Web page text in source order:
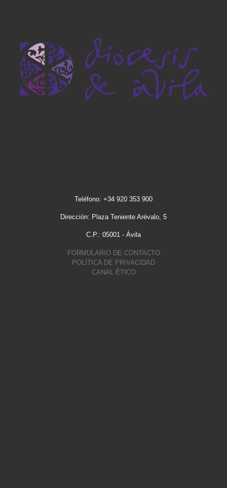
Teléfono: +34 920 353 900
Dirección: Plaza Teniente Arévalo, 5
C.P.: 05001 - Ávila
FORMULARIO DE CONTACTO
POLÍTICA DE PRIVACIDAD
CANAL ÉTICO